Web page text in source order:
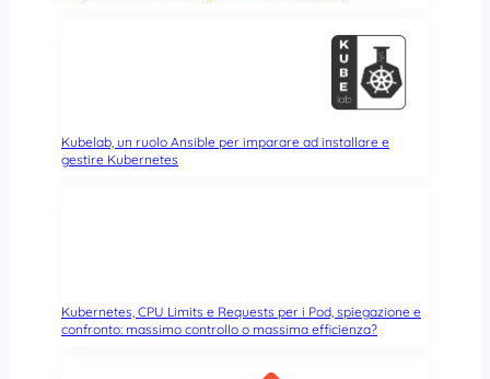
Kubelab, un ruolo Ansible per imparare ad installare e
gestire Kubernetes
Kubernetes, CPU Limits e Requests per i Pod, spiegazione e
confronto: massimo controllo o massima efficienza?